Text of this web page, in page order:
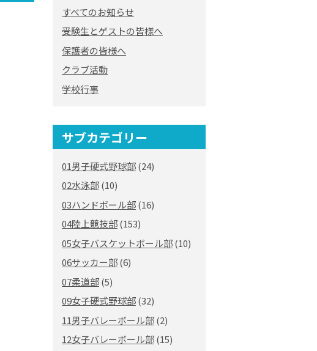
すべてのお知らせ
受験生とゲストの皆様へ
保護者の皆様へ
クラブ活動
学校行事
サブカテゴリー
01男子硬式野球部(24)
02水泳部(10)
03ハンドボール部(16)
04陸上競技部(153)
05女子バスケットボール部(10)
06サッカー部(6)
07柔道部(5)
09女子硬式野球部(32)
11男子バレーボール部(2)
12女子バレーボール部(15)